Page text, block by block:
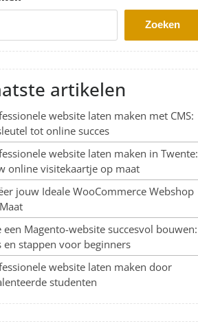
Zoeken
artikelen
website laten maken met CMS:
tot online succes
website laten maken in Twente:
online visitekaartje op maat
jouw Ideale WooCommerce Webshop
een Magento-website succesvol bouwen:
en stappen voor beginners
website laten maken door
studenten